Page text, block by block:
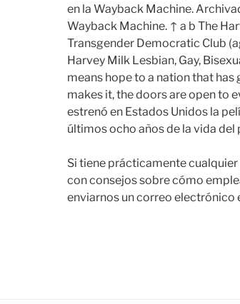
en la Wayback Machine.
Wayback Machine. ↑ a b The
Transgender Democratic Club
Harvey Milk Lesbian, Gay,
means hope to a nation that has
makes it, the doors are open to
estrenó en Estados Unidos la
últimos ocho años de la vida
Si tiene prácticamente
con consejos sobre cómo
enviarnos un correo electrónico